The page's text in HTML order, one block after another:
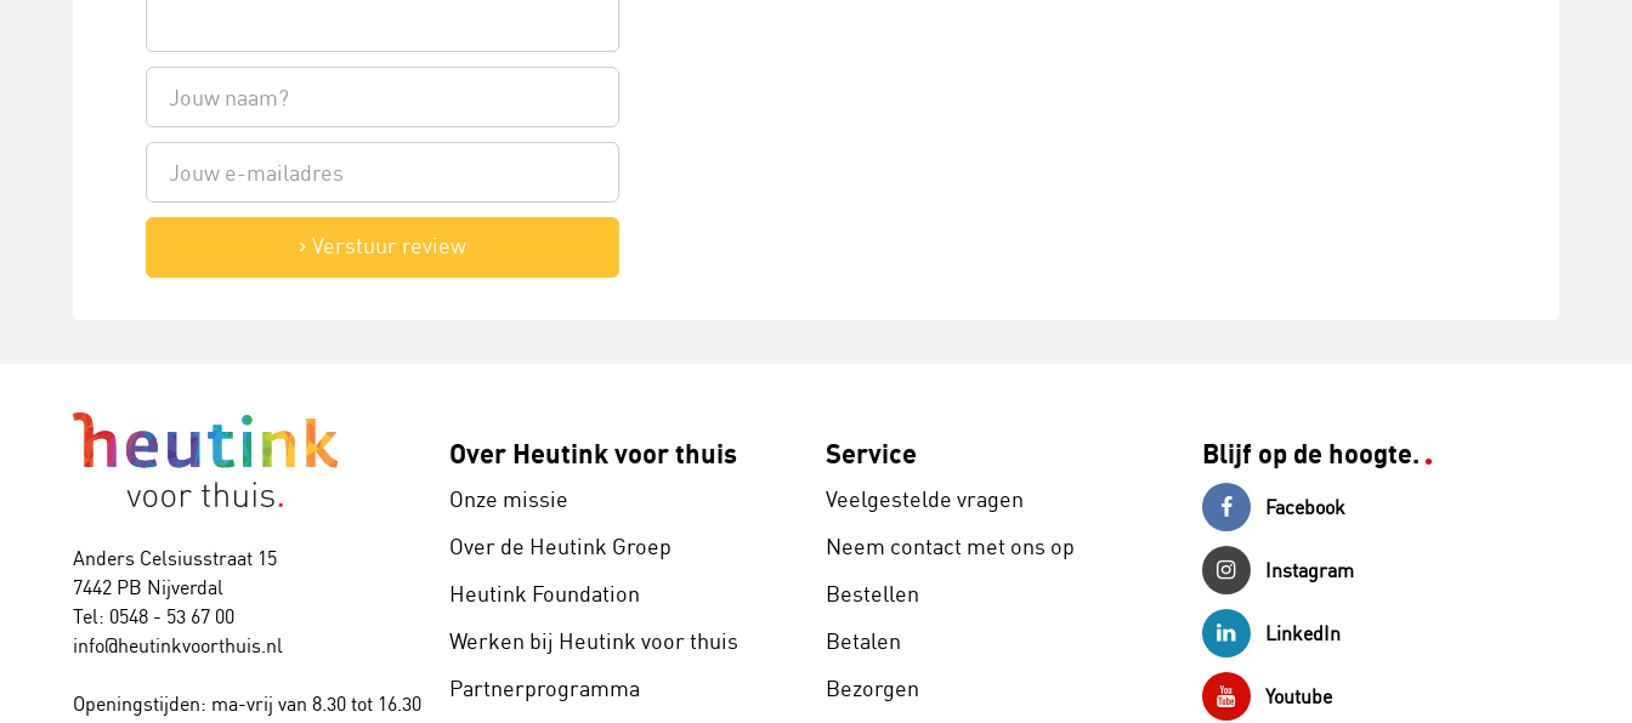
Verstuur review
Anders Celsiusstraat 15
7442 PB Nijverdal
Tel: 0548 - 53 67 00
info@heutinkvoorthuis.nl
Openingstijden: ma-vrij van 8.30 tot 16.30
Over Heutink voor thuis
Onze missie
Over de Heutink Groep
Heutink Foundation
Werken bij Heutink voor thuis
Partnerprogramma
Service
Veelgestelde vragen
Neem contact met ons op
Bestellen
Betalen
Bezorgen
Blijf op de hoogte.
Facebook
Instagram
LinkedIn
Youtube